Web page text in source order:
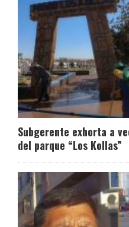
Subgerente exhorta a
del parque “Los Kollas”